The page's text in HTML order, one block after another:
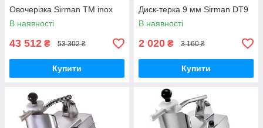
Овочерізка Sirman TM inox
В наявності
43 512 ₴ 53 302 ₴
Купити
Диск-терка 9 мм Sirman DT9
В наявності
2 020 ₴ 3 160 ₴
Купити